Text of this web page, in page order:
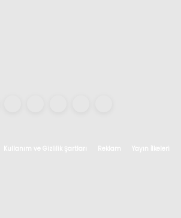
Kullanım ve Gizlilik Şartları Reklam Yayın İlkeleri